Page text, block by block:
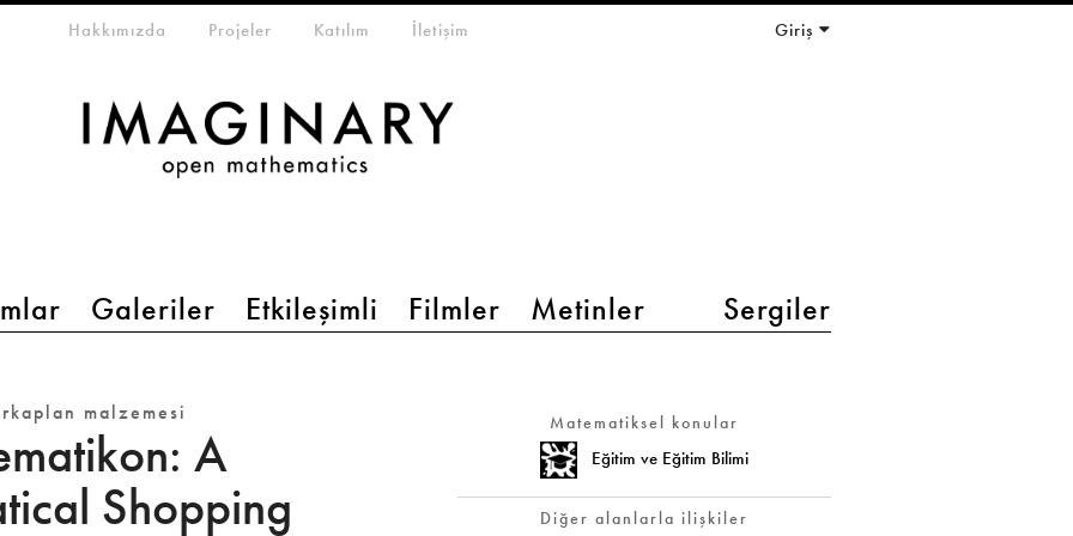
Galeriler Etkileşimli Filmler Metinler Sergiler
menuHakkımızda Projeler Katılım İletişim Giriş
malzemesi
A
Shopping
Matematiksel konular
Eğitim ve Eğitim Bilimi
Diğer alanlarla ilişkiler